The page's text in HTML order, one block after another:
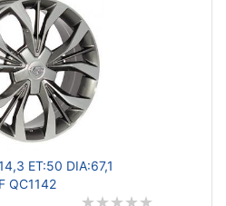
ET:50 DIA:67,1
QC1142